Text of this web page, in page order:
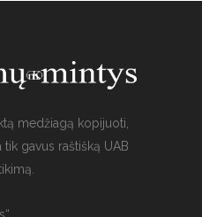
medžiagą kopijuoti,
gavus raštišką UAB